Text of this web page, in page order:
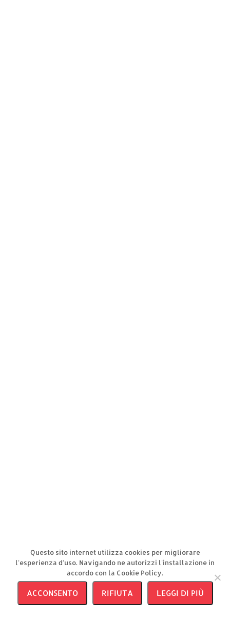
Questo sito internet utilizza cookies per migliorare
l'esperienza d'uso. Navigando ne autorizzi l'installazione in
accordo con la Cookie Policy.
ACCONSENTO RIFIUTA LEGGI DI PIÙ